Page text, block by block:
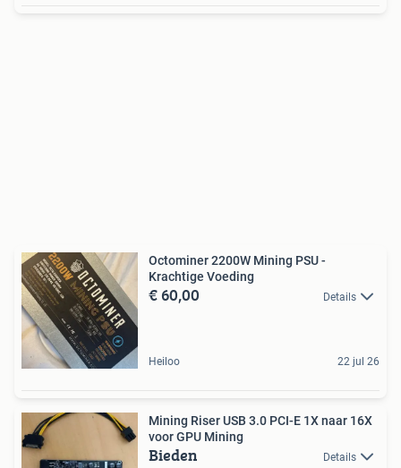
Octominer 2200W Mining PSU -
Krachtige Voeding
€ 60,00 Details
Heiloo 22 jul 26
Mining Riser USB 3.0 PCI-E 1X naar 16X
voor GPU Mining
Bieden Details